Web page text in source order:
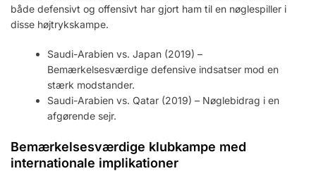
både defensivt og offensivt har gjort ham til en nøglespiller i
disse højtrykskampe.
Saudi-Arabien vs. Japan (2019) –
Bemærkelsesværdige defensive indsatser mod en
stærk modstander.
Saudi-Arabien vs. Qatar (2019) – Nøglebidrag i en
afgørende sejr.
Bemærkelsesværdige klubkampe med
internationale implikationer